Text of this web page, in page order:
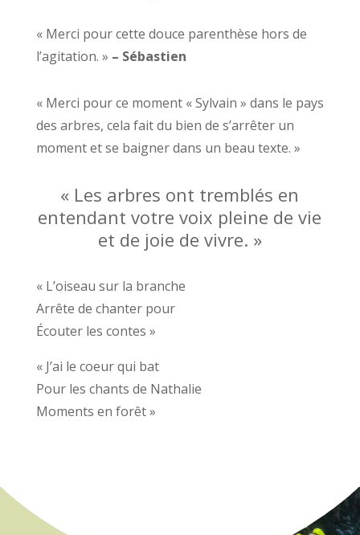
« Merci pour cette douce parenthèse hors de
l’agitation. » – Sébastien
« Merci pour ce moment « Sylvain » dans le pays
des arbres, cela fait du bien de s’arrêter un
moment et se baigner dans un beau texte. »
« Les arbres ont tremblés en
entendant votre voix pleine de vie
et de joie de vivre. »
« L’oiseau sur la branche
Arrête de chanter pour
Écouter les contes »
« J’ai le coeur qui bat
Pour les chants de Nathalie
Moments en forêt »